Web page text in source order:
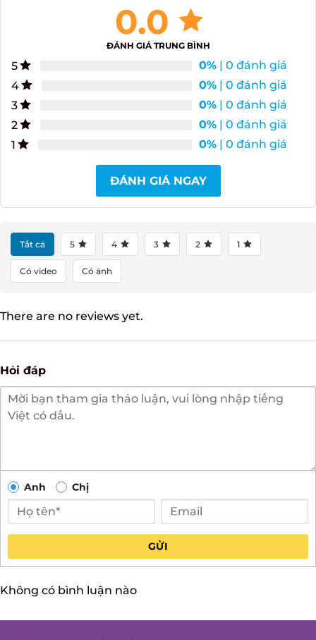
0.0
ĐÁNH GIÁ TRUNG BÌNH
5 0% | 0 đánh giá
4
0% | 0 đánh giá
3
0% | 0 đánh giá
2
0% | 0 đánh giá
1
0% | 0 đánh giá
ĐÁNH GIÁ NGAY
Tất cả 5 4 3 2 1
Có video Có ảnh
There are no reviews yet.
Hỏi đáp
Anh Chị
GỬI
Không có bình luận nào